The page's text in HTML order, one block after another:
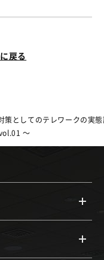
戻る
策としてのテレワークの実
～